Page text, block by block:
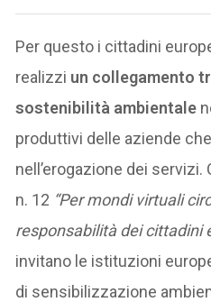
Per questo i cittadini
realizzi un collegamento
sostenibilità ambientale
produttivi delle aziende
nell’erogazione dei
n. 12 “Per mondi virtuali
responsabilità dei cittadini
invitano le istituzioni
di sensibilizzazione